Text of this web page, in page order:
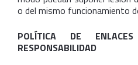
o del mismo funcionamiento
POLÍTICA DE
RESPONSABILIDAD